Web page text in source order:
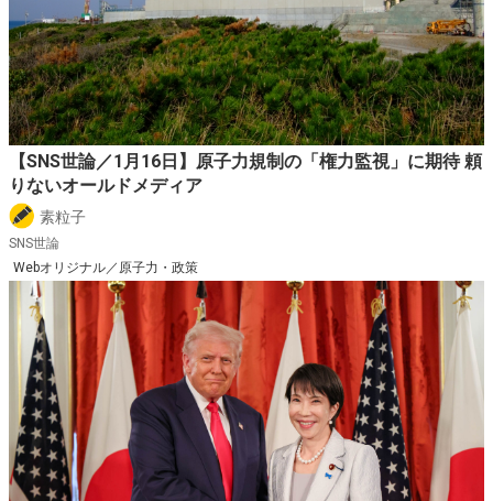
【SNS世論／1月16日】原子力規制の「権力監視」に期待 頼
りないオールドメディア
素粒子
SNS世論
Webオリジナル／原子力・政策